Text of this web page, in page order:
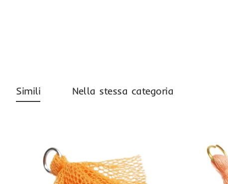
Simili Nella stessa categoria